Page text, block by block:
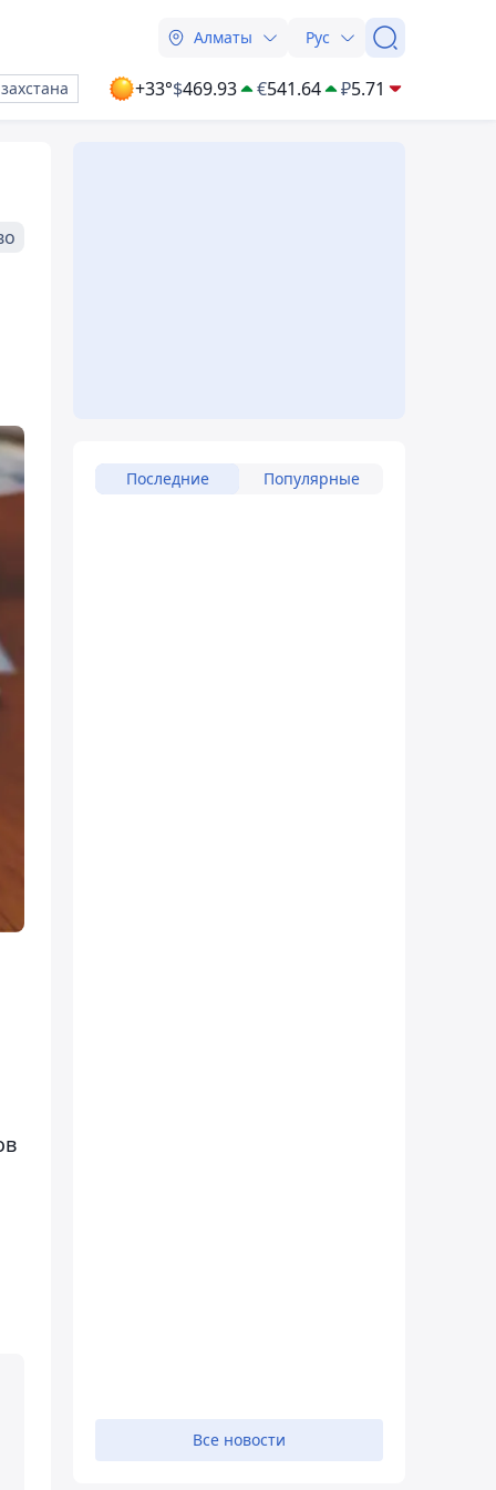
Алматы Рус
+33°$469.93 €541.64 ₽5.71
Последние Популярные
Все новости